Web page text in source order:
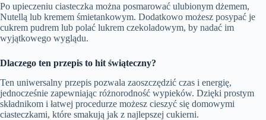
Po upieczeniu ciasteczka można posmarować ulubionym dżemem,
Nutellą lub kremem śmietankowym. Dodatkowo możesz posypać je
cukrem pudrem lub polać lukrem czekoladowym, by nadać im
wyjątkowego wyglądu.
Dlaczego ten przepis to hit świąteczny?
Ten uniwersalny przepis pozwala zaoszczędzić czas i energię,
jednocześnie zapewniając różnorodność wypieków. Dzięki prostym
składnikom i łatwej procedurze możesz cieszyć się domowymi
ciasteczkami, które smakują jak z najlepszej cukierni.